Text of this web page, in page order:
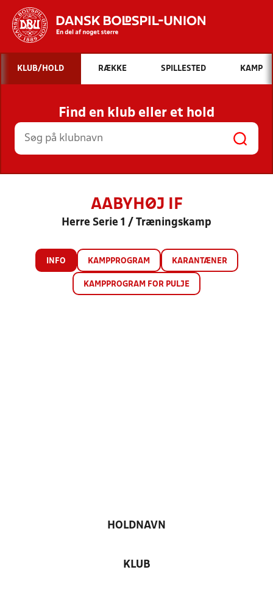
Hvad vil du søge efter?
INDHOLD OG NYHEDER
STILLINGER, RESULTATER, KLUBBER OG
HOLD
KLUB/HOLD RÆKKE SPILLESTED KAMP
Find en klub eller et hold
AABYHØJ IF
Herre Serie 1 / Træningskamp
INFO KAMPPROGRAM KARANTÆNER
KAMPPROGRAM FOR PULJE
HOLDNAVN
KLUB